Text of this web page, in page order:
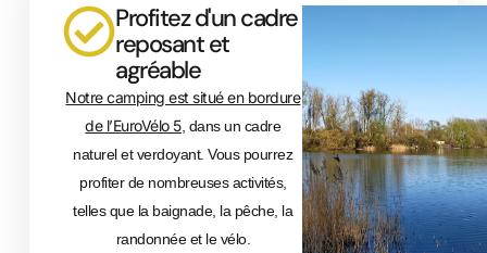
Profitez d'un cadre
reposant et
agréable
Notre camping est situé en bordure
de l’EuroVélo 5, dans un cadre
naturel et verdoyant. Vous pourrez
profiter de nombreuses activités,
telles que la baignade, la pêche, la
randonnée et le vélo.